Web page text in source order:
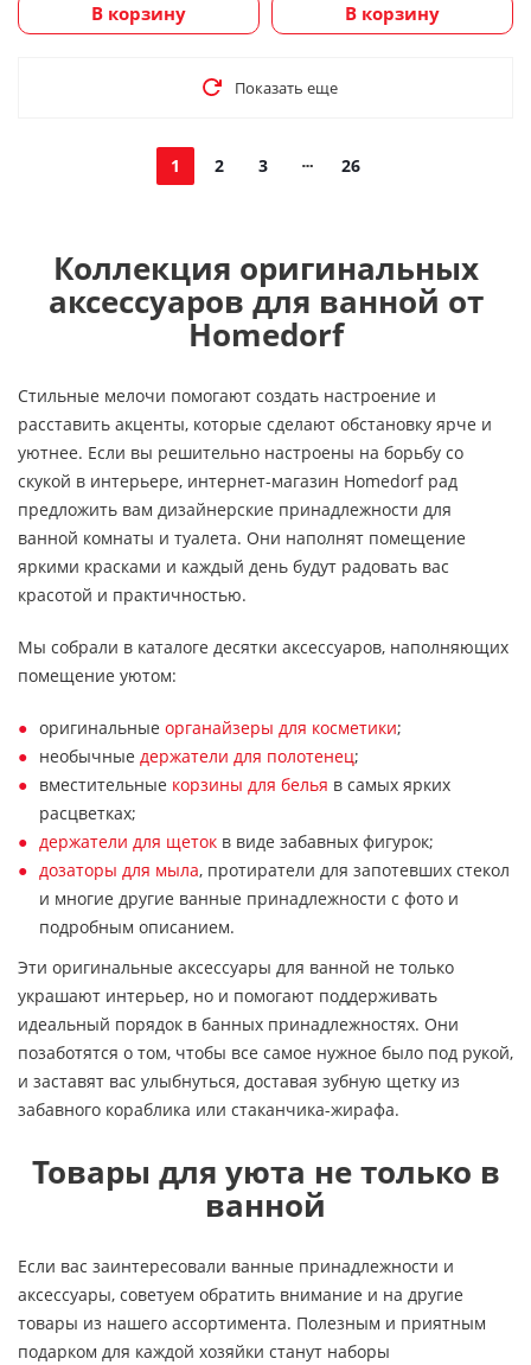
В корзину В корзину
Показать еще
1 2 3 26
Коллекция оригинальных
аксессуаров для ванной от
Homedorf
Стильные мелочи помогают создать настроение и
расставить акценты, которые сделают обстановку ярче и
уютнее. Если вы решительно настроены на борьбу со
скукой в интерьере, интернет-магазин Homedorf рад
предложить вам дизайнерские принадлежности для
ванной комнаты и туалета. Они наполнят помещение
яркими красками и каждый день будут радовать вас
красотой и практичностью.
Мы собрали в каталоге десятки аксессуаров, наполняющих
помещение уютом:
оригинальные органайзеры для косметики;
необычные держатели для полотенец;
вместительные корзины для белья в самых ярких
расцветках;
держатели для щеток в виде забавных фигурок;
дозаторы для мыла, протиратели для запотевших стекол
и многие другие ванные принадлежности с фото и
подробным описанием.
Эти оригинальные аксессуары для ванной не только
украшают интерьер, но и помогают поддерживать
идеальный порядок в банных принадлежностях. Они
позаботятся о том, чтобы все самое нужное было под рукой,
и заставят вас улыбнуться, доставая зубную щетку из
забавного кораблика или стаканчика-жирафа.
Товары для уюта не только в
ванной
Если вас заинтересовали ванные принадлежности и
аксессуары, советуем обратить внимание и на другие
товары из нашего ассортимента. Полезным и приятным
подарком для каждой хозяйки станут наборы